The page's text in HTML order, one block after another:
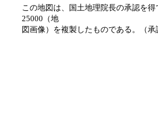
この地図は、国土地理院長の承認を
25000（地
図画像）を複製したものである。（